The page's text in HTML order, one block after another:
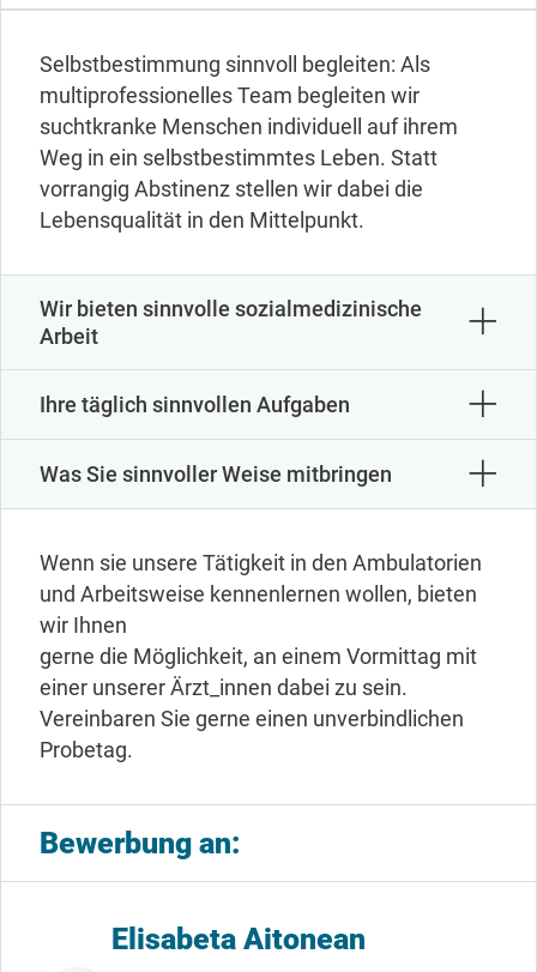
Selbstbestimmung sinnvoll begleiten: Als
multiprofessionelles Team begleiten wir
suchtkranke Menschen individuell auf ihrem
Weg in ein selbstbestimmtes Leben. Statt
vorrangig Abstinenz stellen wir dabei die
Lebensqualität in den Mittelpunkt.
Wir bieten sinnvolle sozialmedizinische
Arbeit
Ihre täglich sinnvollen Aufgaben
Was Sie sinnvoller Weise mitbringen
Wenn sie unsere Tätigkeit in den Ambulatorien
und Arbeitsweise kennenlernen wollen, bieten
wir Ihnen
gerne die Möglichkeit, an einem Vormittag mit
einer unserer Ärzt_innen dabei zu sein.
Vereinbaren Sie gerne einen unverbindlichen
Probetag.
Bewerbung an:
Elisabeta Aitonean